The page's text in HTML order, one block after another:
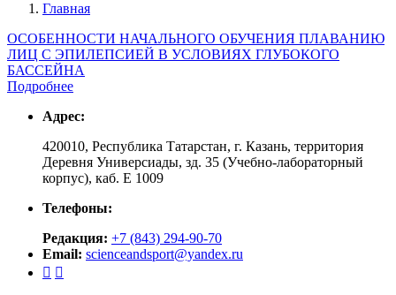
Строка
навигации
Главная
ОСОБЕННОСТИ НАЧАЛЬНОГО ОБУЧЕНИЯ ПЛАВАНИЮ
ЛИЦ С ЭПИЛЕПСИЕЙ В УСЛОВИЯХ ГЛУБОКОГО
БАССЕЙНА
Подробнее
Адрес:
420010, Республика Татарстан, г. Казань, территория
Деревня Универсиады, зд. 35 (Учебно-лабораторный
корпус), каб. Е 1009
Телефоны:
Редакция: +7 (843) 294-90-70
Email: scienceandsport@yandex.ru
 